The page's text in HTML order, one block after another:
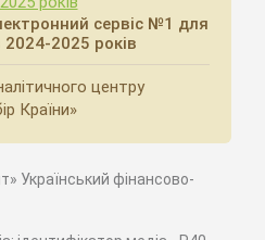
сервіс №1 для
2024-2025 років
центру
Країни»
Український фінансово-